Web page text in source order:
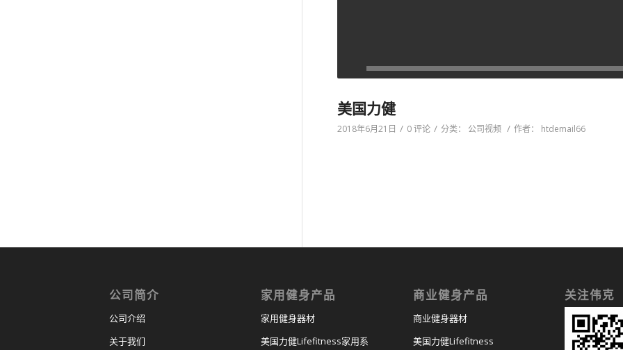
美国力健
2018年6月21日 / 0 评论 / 分类： 公司视频 / 作者： htdemail66
公司简介
公司介绍
关于我们
家用健身产品
家用健身器材
美国力健Lifefitness家用系
商业健身产品
商业健身器材
美国力健Lifefitness
关注伟克